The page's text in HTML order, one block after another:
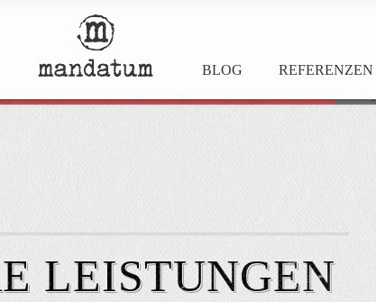
BLOG REFERENZEN
AWARD
LEISTUNGEN